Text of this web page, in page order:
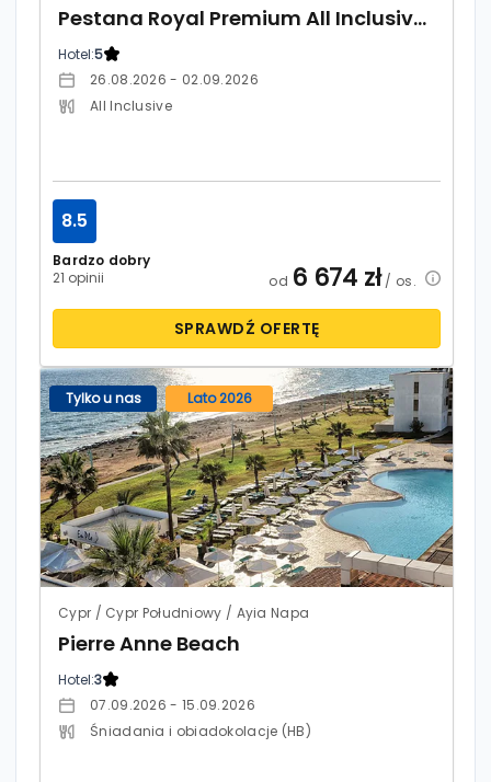
Pestana Royal Premium All Inclusive Ocean & Spa
Hotel:5
26.08.2026 - 02.09.2026
All Inclusive
Bardzo dobry
21 opinii
8.5
od 6 674 zł/ os.
SPRAWDŹ OFERTĘ
Tylko u nas Lato 2026
Cypr / Cypr Południowy / Ayia Napa
Pierre Anne Beach
Hotel:3
07.09.2026 - 15.09.2026
Śniadania i obiadokolacje (HB)